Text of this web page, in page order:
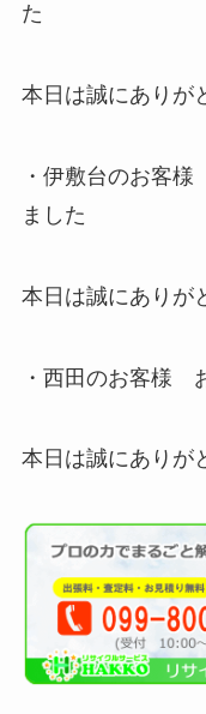
た
本日は誠にありが
・伊敷台のお客
ました
本日は誠にありが
・西田のお客様
本日は誠にありが